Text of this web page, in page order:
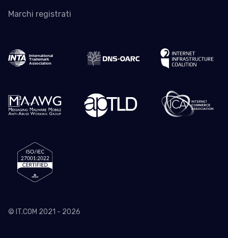
Marchi registrati
© IT.COM 2021 - 2026